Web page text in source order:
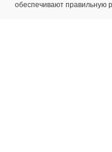
обеспечивают правильную